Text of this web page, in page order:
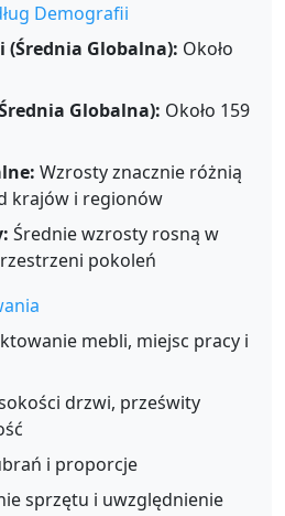
Demografii
(Średnia Globalna): Około
Globalna): Około 159
Wzrosty znacznie różnią
krajów i regionów
Średnie wzrosty rosną w
pokoleń
mebli, miejsc pracy i
drzwi, prześwity
i proporcje
sprzętu i uwzględnienie